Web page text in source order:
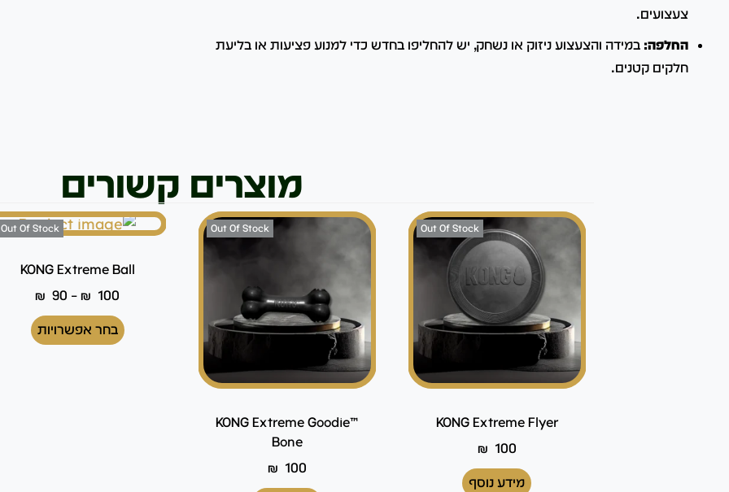
צעצועים.
החלפה: במידה והצעצוע ניזוק או נשחק, יש להחליפו בחדש כדי למנוע פציעות או בליעת
חלקים קטנים.
מוצרים קשורים
Out Of Stock
KONG Extreme Flyer
₪ 100
מידע נוסף
Out Of Stock
™KONG Extreme Goodie
Bone
₪ 100
Out Of Stock
KONG Extreme Ball
₪ 90 –₪ 100
בחר אפשרויות